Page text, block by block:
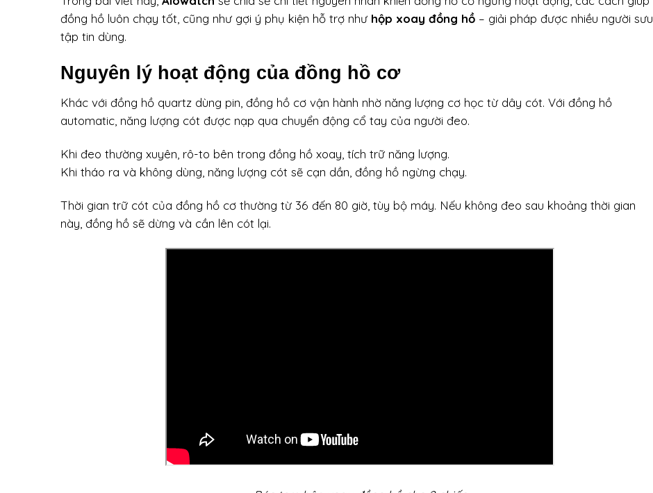
đồng hồ luôn chạy tốt, cũng như gợi ý phụ kiện hỗ trợ như hộp xoay đồng hồ – giải pháp được nhiều người sưu
tập tin dùng.
Nguyên lý hoạt động của đồng hồ cơ
Khác với đồng hồ quartz dùng pin, đồng hồ cơ vận hành nhờ năng lượng cơ học từ dây cót. Với đồng hồ
automatic, năng lượng cót được nạp qua chuyển động cổ tay của người đeo.
Khi đeo thường xuyên, rô-to bên trong đồng hồ xoay, tích trữ năng lượng.
Khi tháo ra và không dùng, năng lượng cót sẽ cạn dần, đồng hồ ngừng chạy.
Thời gian trữ cót của đồng hồ cơ thường từ 36 đến 80 giờ, tùy bộ máy. Nếu không đeo sau khoảng thời gian
này, đồng hồ sẽ dừng và cần lên cót lại.